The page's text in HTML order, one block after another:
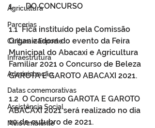
Agricultura
Parcerias
Cultura e Esporte
Infraestrutura
Administração
Datas comemorativas
Assistência Social
Meio Ambiente
1.      DO CONCURSO
1.1  Fica instituído pela Comissão
Organizadora do evento da Feira
Municipal do Abacaxi e Agricultura
Familiar 2021 o Concurso de Beleza
GAROTA E GAROTO ABACAXI 2021.
1.2  O Concurso GAROTA E GAROTO
ABACAXI 2021 será realizado no dia
10 de outubro de 2021.